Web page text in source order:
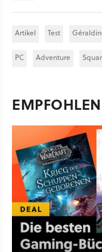
Artikel Test
PC Adventure
EMPFOHLEN